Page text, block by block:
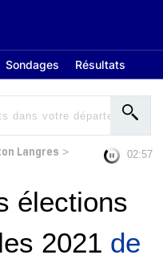
Sondages Résultats
Langres > 02:56
élections
2021 de